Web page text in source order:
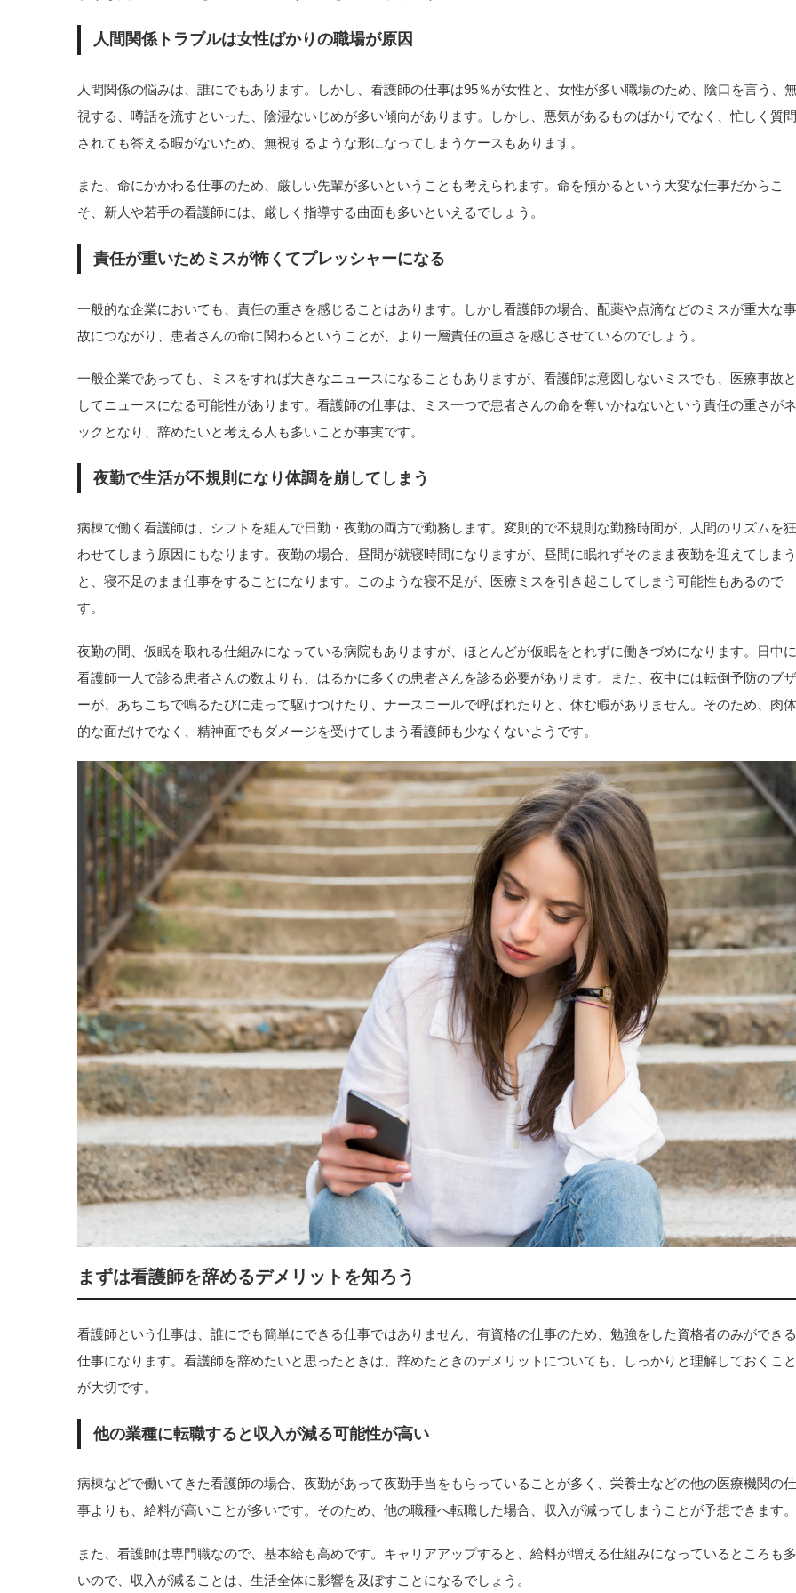
人間関係トラブルは女性ばかりの職場が原因
人間関係の悩みは、誰にでもあります。しかし、看護師の仕事は95％が女性と、女性が多い職場のため、陰口を言う、
視する、噂話を流すといった、陰湿ないじめが多い傾向があります。しかし、悪気があるものばかりでなく、忙しく質問
されても答える暇がないため、無視するような形になってしまうケースもあります。
また、命にかかわる仕事のため、厳しい先輩が多いということも考えられます。命を預かるという大変な仕事だからこ
そ、新人や若手の看護師には、厳しく指導する曲面も多いといえるでしょう。
責任が重いためミスが怖くてプレッシャーになる
一般的な企業においても、責任の重さを感じることはあります。しかし看護師の場合、配薬や点滴などのミスが重大な事
故につながり、患者さんの命に関わるということが、より一層責任の重さを感じさせているのでしょう。
一般企業であっても、ミスをすれば大きなニュースになることもありますが、看護師は意図しないミスでも、医療事故と
してニュースになる可能性があります。看護師の仕事は、ミス一つで患者さんの命を奪いかねないという責任の重さがネ
ックとなり、辞めたいと考える人も多いことが事実です。
夜勤で生活が不規則になり体調を崩してしまう
病棟で働く看護師は、シフトを組んで日勤・夜勤の両方で勤務します。変則的で不規則な勤務時間が、人間のリズムを狂
わせてしまう原因にもなります。夜勤の場合、昼間が就寝時間になりますが、昼間に眠れずそのまま夜勤を迎えてしまう
と、寝不足のまま仕事をすることになります。このような寝不足が、医療ミスを引き起こしてしまう可能性もあるので
す。
夜勤の間、仮眠を取れる仕組みになっている病院もありますが、ほとんどが仮眠をとれずに働きづめになります。日中に
看護師一人で診る患者さんの数よりも、はるかに多くの患者さんを診る必要があります。また、夜中には転倒予防のブザ
ーが、あちこちで鳴るたびに走って駆けつけたり、ナースコールで呼ばれたりと、休む暇がありません。そのため、肉体
的な面だけでなく、精神面でもダメージを受けてしまう看護師も少なくないようです。
まずは看護師を辞めるデメリットを知ろう
看護師という仕事は、誰にでも簡単にできる仕事ではありません、有資格の仕事のため、勉強をした資格者のみができる
仕事になります。看護師を辞めたいと思ったときは、辞めたときのデメリットについても、しっかりと理解しておくこと
が大切です。
他の業種に転職すると収入が減る可能性が高い
病棟などで働いてきた看護師の場合、夜勤があって夜勤手当をもらっていることが多く、栄養士などの他の医療機関の仕
事よりも、給料が高いことが多いです。そのため、他の職種へ転職した場合、収入が減ってしまうことが予想できます。
また、看護師は専門職なので、基本給も高めです。キャリアアップすると、給料が増える仕組みになっているところも多
いので、収入が減ることは、生活全体に影響を及ぼすことになるでしょう。